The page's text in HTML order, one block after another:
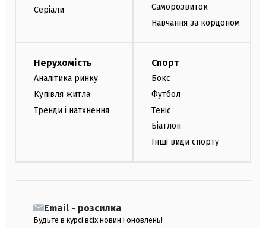
Серіали
Саморозвиток
Навчання за кордоном
Нерухомість
Аналітика ринку
Купівля житла
Тренди і натхнення
Спорт
Бокс
Футбол
Теніс
Біатлон
Інші види спорту
Email - розсилка
Будьте в курсі всіх новин і оновлень!